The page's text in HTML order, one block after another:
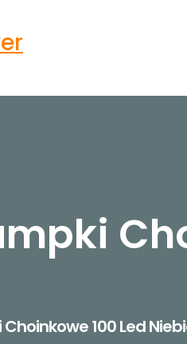
100 Led